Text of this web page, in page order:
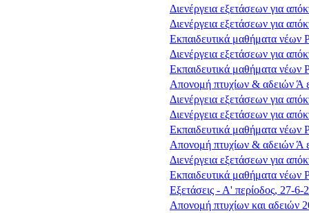
Διενέργεια εξετάσεων για
Διενέργεια εξετάσεων για
Εκπαιδευτικά μαθήματα νέων
Διενέργεια εξετάσεων για
Εκπαιδευτικά μαθήματα νέων
Απονομή πτυχίων & αδειών Ά
Διενέργεια εξετάσεων για
Διενέργεια εξετάσεων για
Εκπαιδευτικά μαθήματα νέων
Απονομή πτυχίων & αδειών Ά
Διενέργεια εξετάσεων για
Εκπαιδευτικά μαθήματα νέων
Εξετάσεις - Α' περίοδος, 27-6-
Απονομή πτυχίων και αδειών